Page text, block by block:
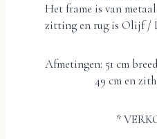
Het frame is van
zitting en rug is Olijf /
Afmetingen: 51 cm
49 cm en
*